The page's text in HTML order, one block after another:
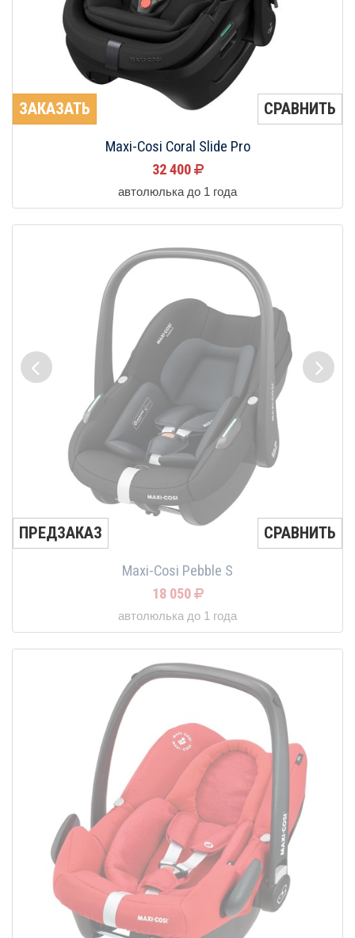
ЗАКАЗАТЬ СРАВНИТЬ
Maxi-Cosi Coral Slide Pro
32 400
автолюлька до 1 года
ПРЕДЗАКАЗ СРАВНИТЬ
Maxi-Cosi Pebble S
18 050
автолюлька до 1 года